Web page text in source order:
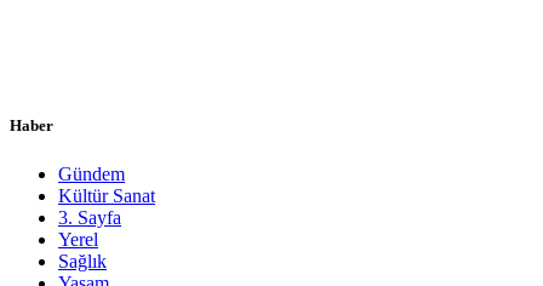
Haber
Gündem
Kültür Sanat
3. Sayfa
Yerel
Sağlık